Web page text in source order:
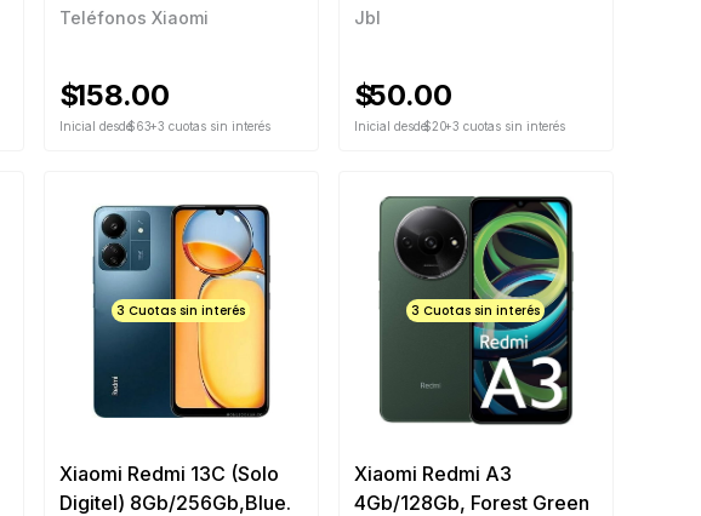
Teléfonos Xiaomi
$158.00
Inicial desde$63+3 cuotas sin interés
Jbl
$50.00
Inicial desde$20+3 cuotas sin interés
3 Cuotas sin interés
Xiaomi Redmi 13C (Solo
Digitel) 8Gb/256Gb,Blue.
3 Cuotas sin interés
Xiaomi Redmi A3
4Gb/128Gb, Forest Green